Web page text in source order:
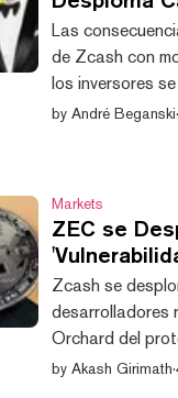
Las
de Zcash con
los inversores
presionando a
by André Beganski·
Markets
ZEC se
Zcash se
desarrolladores
Orchard del
indetectables
by Akash Girimath·